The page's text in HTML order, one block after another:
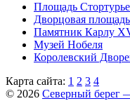
Площадь
Дворцовая площадь
Памятник Карлу
Музей Нобеля
Королевский
Карта сайта: 1 2 3 4
© 2026 Северный берег